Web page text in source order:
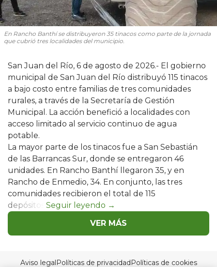
En Rancho Banthí se distribuyeron 35 tinacos como parte de la jornada
que cubrió tres localidades del municipio.
San Juan del Río, 6 de agosto de 2026.- El gobierno
municipal de San Juan del Río distribuyó 115 tinacos
a bajo costo entre familias de tres comunidades
rurales, a través de la Secretaría de Gestión
Municipal. La acción benefició a localidades con
acceso limitado al servicio continuo de agua
potable.
La mayor parte de los tinacos fue a San Sebastián
de las Barrancas Sur, donde se entregaron 46
unidades. En Rancho Banthí llegaron 35, y en
Rancho de Enmedio, 34. En conjunto, las tres
comunidades recibieron el total de 115
depósitos.
VER MÁS
Aviso legalPolíticas de privacidadPolíticas de cookies